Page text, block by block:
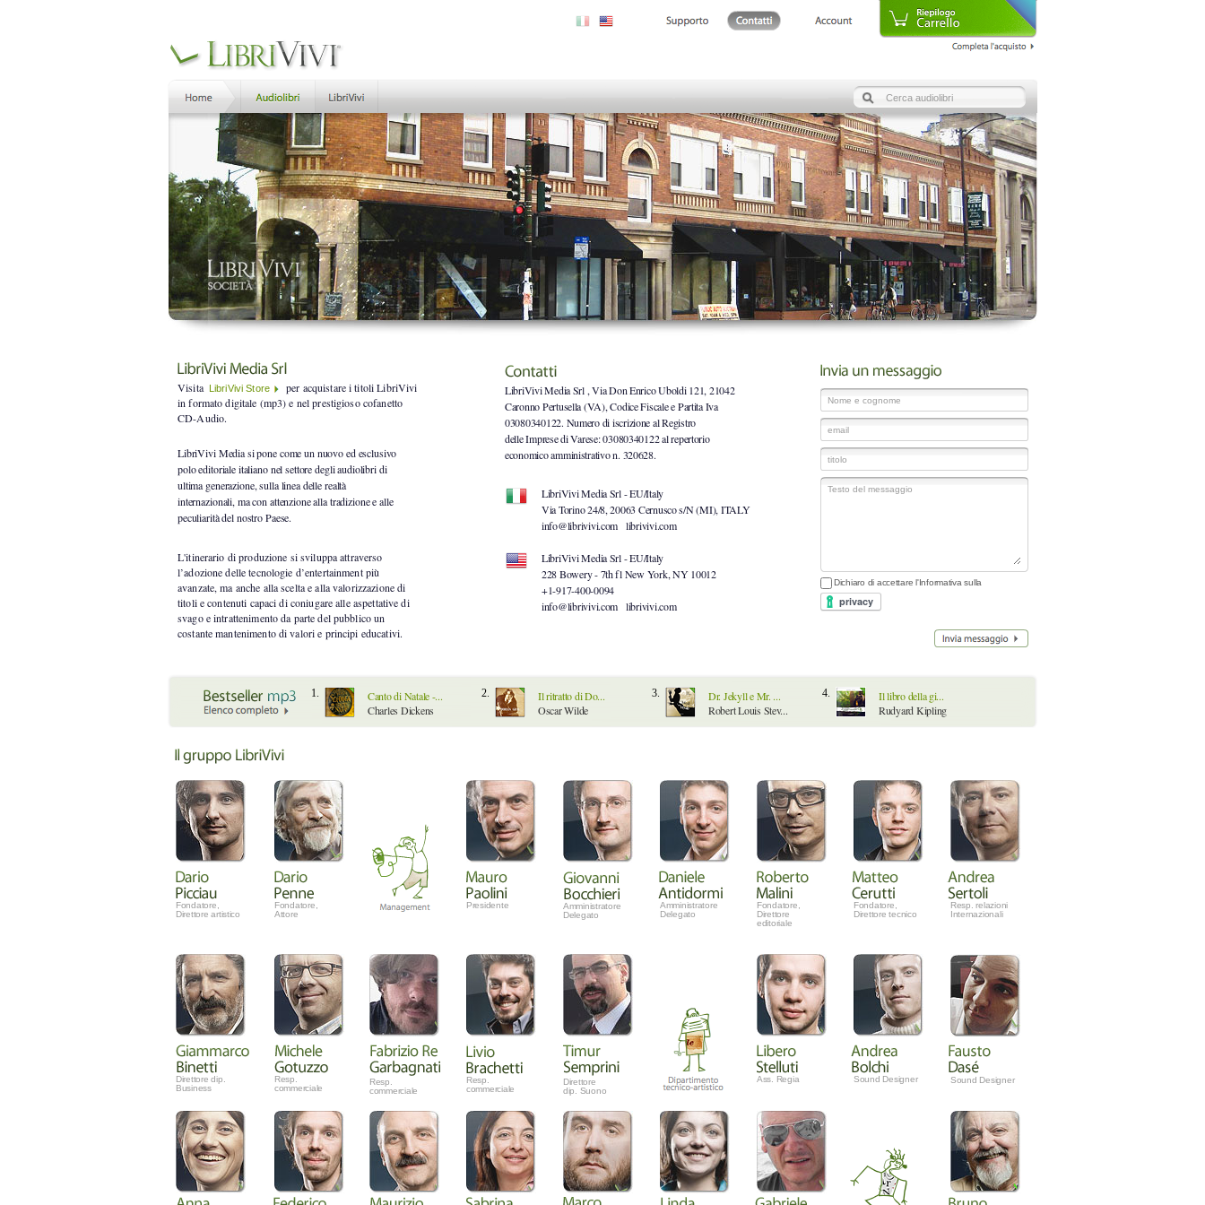
Visita LibriVivi Store
per acquistare i titoli LibriVivi
in formato digitale (mp3) e nel prestigioso cofanetto
CD-Audio.
LibriVivi Media si pone come un nuovo ed esclusivo
polo editoriale italiano nel settore degli audiolibri di
ultima generazione, sulla linea delle realtà
internazionali, ma con attenzione alla tradizione e alle
peculiarità del nostro Paese.
L'itinerario di produzione si sviluppa attraverso
l’adozione delle tecnologie d’entertainment più
avanzate, ma anche alla scelta e alla valorizzazione di
titoli e contenuti capaci di coniugare alle aspettative di
svago e intrattenimento da parte del pubblico un
costante mantenimento di valori e principi educativi.
LibriVivi Media Srl , Via Don Enrico Uboldi 121, 21042
Caronno Pertusella (VA), Codice Fiscale e Partita Iva
03080340122. Numero di iscrizione al Registro
delle Imprese di Varese: 03080340122 al repertorio
economico amministrativo n. 320628.
LibriVivi Media Srl - EU/Italy
Via Torino 24/8, 20063 Cernusco s/N (MI), ITALY
info@librivivi.com librivivi.com
LibriVivi Media Srl - EU/Italy
228 Bowery - 7th fl New York, NY 10012
+1-917-400-0094
info@librivivi.com librivivi.com
Dichiaro di accettare l'Informativa sulla
1.
Canto di Natale -...
Charles Dickens
2.
Il ritratto di Do...
Oscar Wilde
3.
Dr. Jekyll e Mr. ...
Robert Louis Stev...
4.
Il libro della gi...
Rudyard Kipling
Fondatore,
Direttore artistico
Fondatore,
Attore
Presidente
Amministratore
Delegato
Amministratore
Delegato
Fondatore,
Direttore
editoriale
Fondatore,
Direttore tecnico
Resp. relazioni
Internazionali
Direttore dip.
Business
Resp.
commerciale
Resp.
commerciale
Resp.
commerciale
Direttore
dip. Suono
Ass. Regia Sound Designer Sound Designer